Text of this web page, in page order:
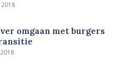
omgaan met burgers